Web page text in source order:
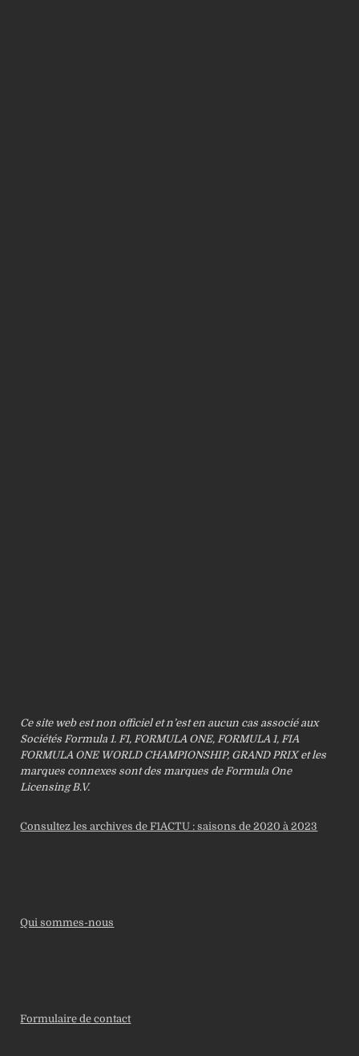
Ce site web est non officiel et n’est en aucun cas associé aux
Sociétés Formula 1. F1, FORMULA ONE, FORMULA 1, FIA
FORMULA ONE WORLD CHAMPIONSHIP, GRAND PRIX et les
marques connexes sont des marques de Formula One
Licensing B.V.
Consultez les archives de F1ACTU : saisons de 2020 à 2023
Qui sommes-nous
Formulaire de contact